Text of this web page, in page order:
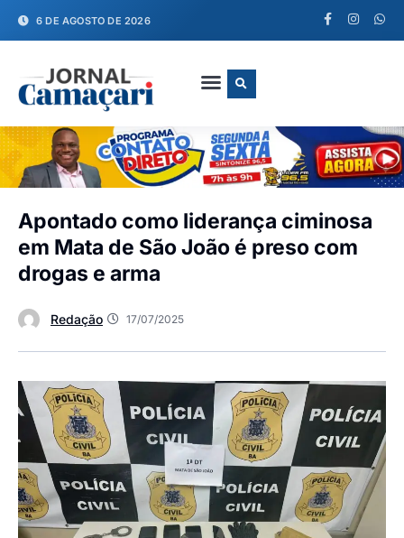
6 DE AGOSTO DE 2026
Apontado como liderança ciminosa
em Mata de São João é preso com
drogas e arma
Redação 17/07/2025